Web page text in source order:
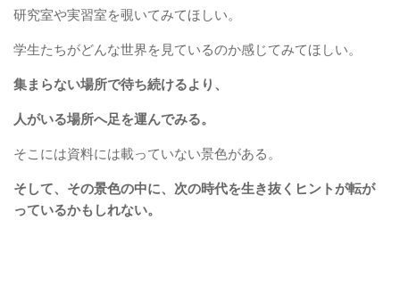
研究室や実習室を覗いてみてほしい。
学生たちがどんな世界を見ているのか感じてみてほしい。
集まらない場所で待ち続けるより、
人がいる場所へ足を運んでみる。
そこには資料には載っていない景色がある。
そして、その景色の中に、次の時代を生き抜くヒントが転が
っているかもしれない。